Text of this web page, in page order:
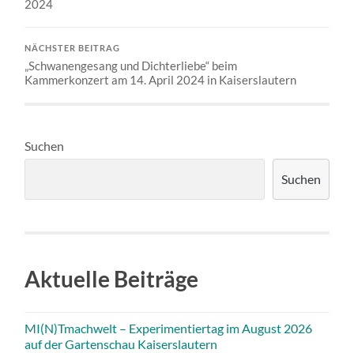
2024
NÄCHSTER BEITRAG
„Schwanengesang und Dichterliebe“ beim
Kammerkonzert am 14. April 2024 in Kaiserslautern
Suchen
Suchen
Aktuelle Beiträge
MI(N)Tmachwelt – Experimentiertag im August 2026
auf der Gartenschau Kaiserslautern